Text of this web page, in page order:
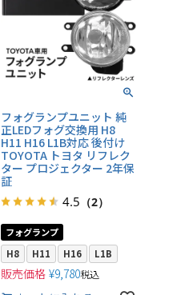
フォグランプユニット 純
正LEDフォグ交換用 H8
H11 H16 L1B対応 後付け
TOYOTA トヨタ リフレク
ター プロジェクター 2年保
証
4.5 （2）
フォグランプ
H8
H11 H16 L1B
販売価格 ¥9,780税込